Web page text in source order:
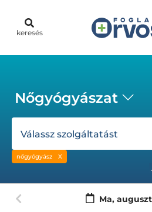
keresés
Nőgyógyászat
Válassz szolgáltatást
nőgyógyász
Ma,